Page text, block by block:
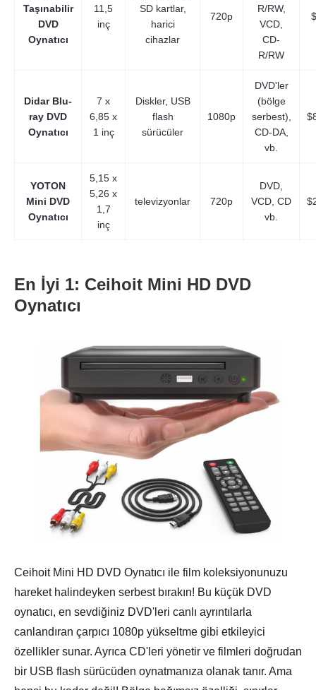
Taşınabilir
DVD
Oynatıcı
11,5
inç
SD kartlar,
harici
cihazlar
720p
R/RW,
VCD,
CD-
R/RW
Didar Blu-
ray DVD
Oynatıcı
7 x
6,85 x
1 inç
Diskler, USB
flash
sürücüler
1080p
DVD'ler
(bölge
serbest),
CD-DA,
vb.
YOTON
Mini DVD
Oynatıcı
5,15 x
5,26 x
1,7
inç
televizyonlar 720p
DVD,
VCD, CD
vb.
En İyi 1: Ceihoit Mini HD DVD
Oynatıcı
Ceihoit Mini HD DVD Oynatıcı ile film koleksiyonunuzu
hareket halindeyken serbest bırakın! Bu küçük DVD
oynatıcı, en sevdiğiniz DVD'leri canlı ayrıntılarla
canlandıran çarpıcı 1080p yükseltme gibi etkileyici
özellikler sunar. Ayrıca CD'leri yönetir ve filmleri doğrudan
bir USB flash sürücüden oynatmanıza olanak tanır. Ama